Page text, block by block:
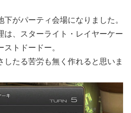
がパーティ会場になりました。
は、スターライト・レイヤーケー
トドードー。
したる苦労も無く作れると思いま